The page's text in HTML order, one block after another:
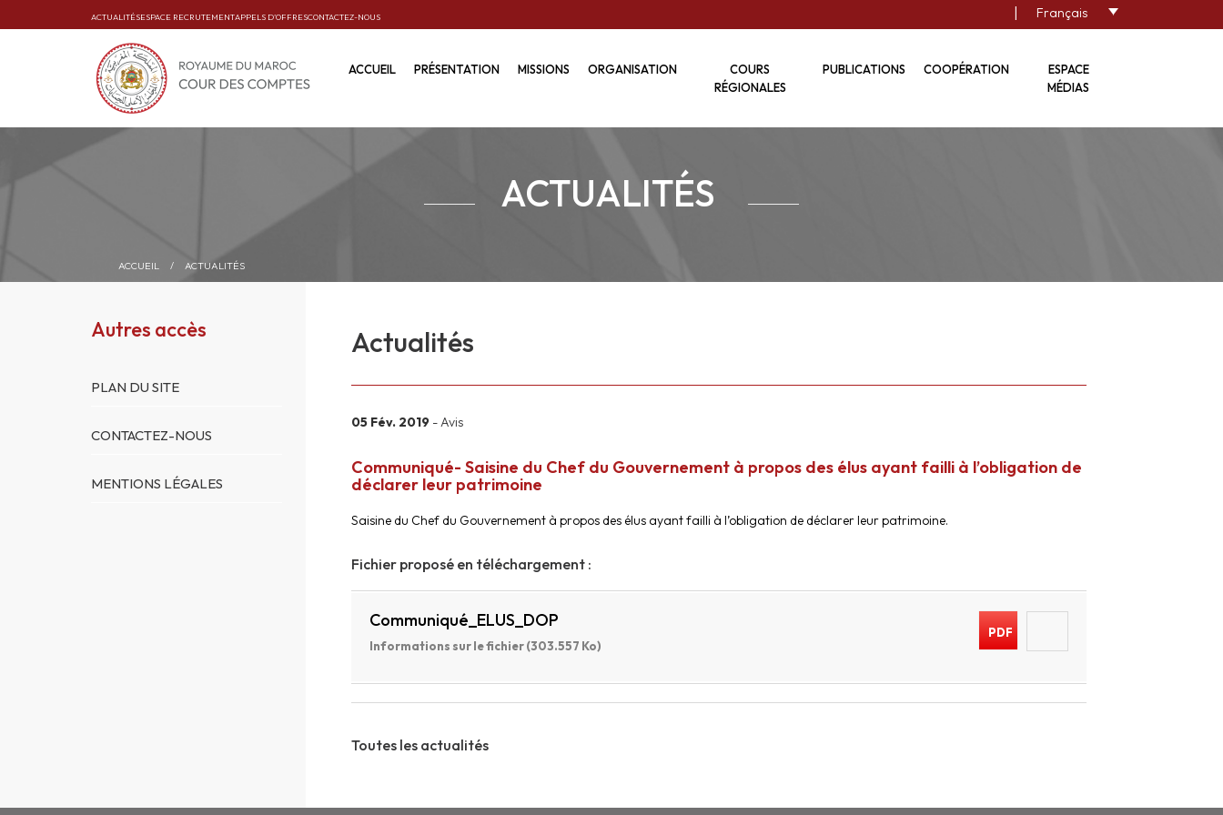
ACTUALITÉSESPACE RECRUTEMENTAPPELS D’OFFRESCONTACTEZ-NOUS | Français
ACCUEIL PRÉSENTATION MISSIONS ORGANISATION
COURS
RÉGIONALES
PUBLICATIONS COOPÉRATION
ESPACE
MÉDIAS
ACTUALITÉS
ACCUEIL / ACTUALITÉS
Autres accès
PLAN DU SITE
CONTACTEZ-NOUS
MENTIONS LÉGALES
Actualités
05 Fév. 2019 - Avis
Communiqué- Saisine du Chef du Gouvernement à propos des élus ayant failli à l’obligation de
déclarer leur patrimoine
Saisine du Chef du Gouvernement à propos des élus ayant failli à l’obligation de déclarer leur patrimoine.
Fichier proposé en téléchargement :
Communiqué_ELUS_DOP
Informations sur le fichier (303.557 Ko)
PDF
Toutes les actualités